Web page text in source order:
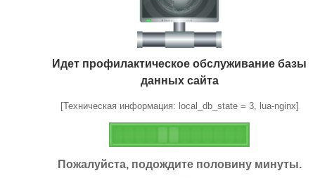
Идет профилактическое обслуживание базы
данных сайта
[Техническая информация: local_db_state = 3, lua-nginx]
Пожалуйста, подождите половину минуты.